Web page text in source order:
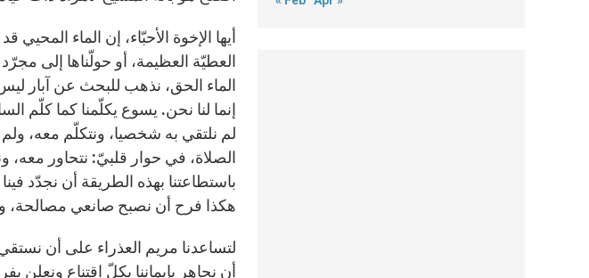
أيها الإخوة الأحبّاء، إن الماء المحيي
العطيّة العظيمة، أو حولّناها إلى
الماء الحق، نذهب للبحث عن آبار
إنما لنا نحن. يسوع يكلّمنا كما كلّم
لم نلتقي به شخصيا، ونتكلّم معه،
الصلاة، في حوار قلبيّ: نتحاور
باستطاعتنا بهذه الطريقة أن نجدّد
هكذا فرح أن نصبح صانعي مصالحة،
لتساعدنا مريم العذراء على أن
أن نجاهر بإيماننا بكلّ اقتناع